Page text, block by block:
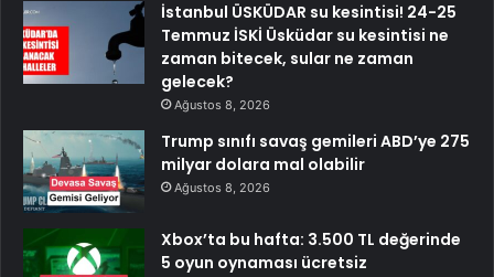
İstanbul ÜSKÜDAR su kesintisi! 24-25
Temmuz İSKİ Üsküdar su kesintisi ne
zaman bitecek, sular ne zaman
gelecek?
Ağustos 8, 2026
Trump sınıfı savaş gemileri ABD’ye 275
milyar dolara mal olabilir
Ağustos 8, 2026
Xbox’ta bu hafta: 3.500 TL değerinde
5 oyun oynaması ücretsiz